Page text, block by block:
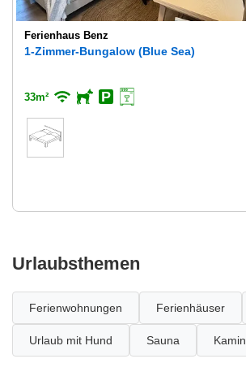
Ferienhaus Benz
1-Zimmer-Bungalow (Blue Sea)
33m²
Urlaubsthemen
Ferienwohnungen Ferienhäuser
Urlaub mit Hund Sauna Kamin